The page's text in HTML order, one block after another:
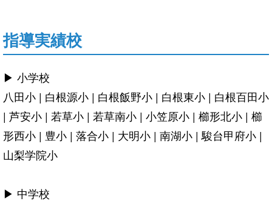
指導実績校
▶ 小学校
八田小 | 白根源小 | 白根飯野小 | 白根東小 | 白根百田小
| 芦安小 | 若草小 | 若草南小 | 小笠原小 | 櫛形北小 | 櫛
形西小 | 豊小 | 落合小 | 大明小 | 南湖小 | 駿台甲府小 |
山梨学院小
▶ 中学校